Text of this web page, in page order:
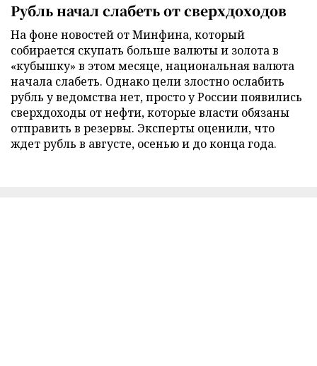
Рубль начал слабеть от сверхдоходов
На фоне новостей от Минфина, который
собирается скупать больше валюты и золота в
«кубышку» в этом месяце, национальная валюта
начала слабеть. Однако цели злостно ослабить
рубль у ведомства нет, просто у России появились
сверхдоходы от нефти, которые власти обязаны
отправить в резервы. Эксперты оценили, что
ждет рубль в августе, осенью и до конца года.